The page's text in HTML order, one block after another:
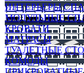
ИНТЕРЬЕРЫ
МОДУЛЬНЫЕ
КРОВАТИ
МАТРАСЫ
ТУАЛЕТНЫЕ
КОМОДЫ